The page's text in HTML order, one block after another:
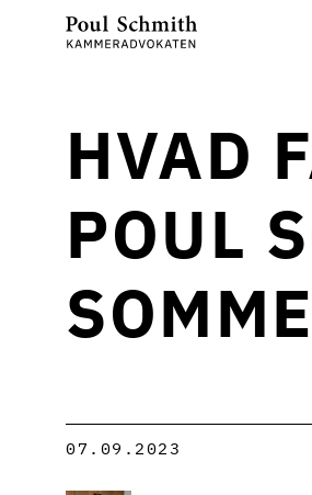
HVAD
POUL
07.09.2023